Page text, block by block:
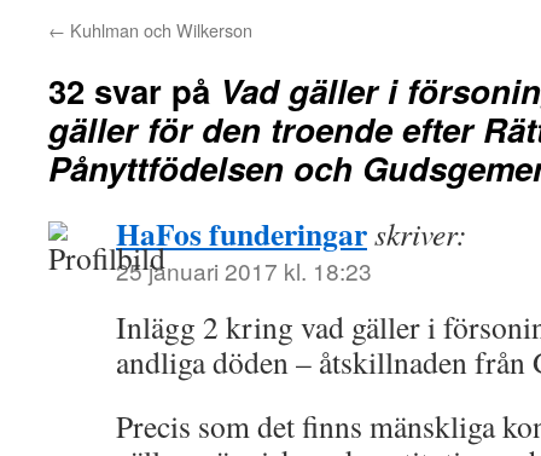
← Kuhlman och Wilkerson
32 svar på Vad gäller i
gäller för den troende efter
Pånyttfödelsen och
HaFos funderingarskriver:
25 januari 2017 kl. 18:23
Inlägg 2 kring vad gäller i
andliga döden – åtskillnaden från
Precis som det finns mänskliga